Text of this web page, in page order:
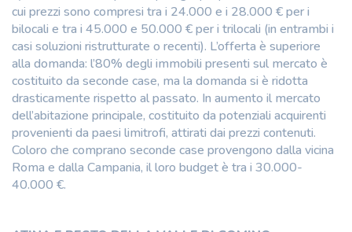
cui prezzi sono compresi tra i 24.000 e i 28.000 € per i
bilocali e tra i 45.000 e 50.000 € per i trilocali (in entrambi i
casi soluzioni ristrutturate o recenti). L’offerta è superiore
alla domanda: l’80% degli immobili presenti sul mercato è
costituito da seconde case, ma la domanda si è ridotta
drasticamente rispetto al passato. In aumento il mercato
dell’abitazione principale, costituito da potenziali acquirenti
provenienti da paesi limitrofi, attirati dai prezzi contenuti.
Coloro che comprano seconde case provengono dalla vicina
Roma e dalla Campania, il loro budget è tra i 30.000-
40.000 €.